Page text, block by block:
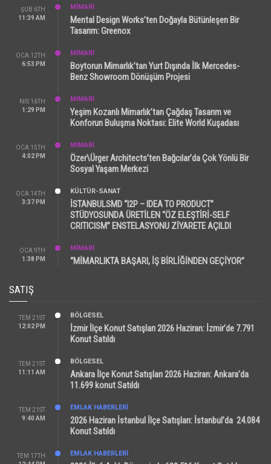
ŞUB 6TH
11:39 AM
MİMARİ
Mental Design Works’ten Doğayla Bütünleşen Bir
Tasarım: Greenox
OCA 12TH
6:53 PM
MİMARİ
Boytorun Mimarlık’tan Yurt Dışında İlk Mercedes-
Benz Showroom Dönüşüm Projesi
NIS 16TH
1:29 PM
MİMARİ
Yeşim Kozanlı Mimarlık’tan Çağdaş Tasarım ve
Konforun Buluşma Noktası: Elite World Kuşadası
OCA 15TH
4:02 PM
MİMARİ
Özer\Ürger Architects’ten Bağcılar’da Çok Yönlü Bir
Sosyal Yaşam Merkezi
OCA 14TH
3:37 PM
KÜLTÜR-SANAT
İSTANBULSMD “I2P – IDEA TO PRODUCT”
STÜDYOSUNDA ÜRETİLEN “ÖZ ELEŞTİRİ-SELF
CRITICISM” ENSTELASYONU ZİYARETE AÇILDI
OCA 9TH
1:38 PM
MİMARİ
“MİMARLIKTA BAŞARI, İŞ BİRLİĞİNDEN GEÇİYOR”
SATIŞ
TEM 21ST
12:02 PM
BÖLGESEL
İzmir İlçe Konut Satışları 2026 Haziran: İzmir’de 7.791
Konut Satıldı
TEM 21ST
11:11 AM
BÖLGESEL
Ankara İlçe Konut Satışları 2026 Haziran: Ankara’da
11.699 konut Satıldı
TEM 21ST
9:40 AM
EMLAK HABERLERI
2026 Haziran İstanbul İlçe Satışları: İstanbul’da 24.084
Konut Satıldı
TEM 17TH
EMLAK HABERLERI